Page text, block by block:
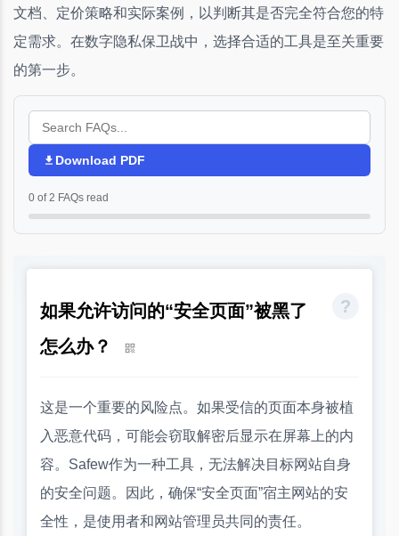
文档、定价策略和实际案例，以判断其是否完全符合您的特
定需求。在数字隐私保卫战中，选择合适的工具是至关重要
的第一步。
Download PDF
0 of 2 FAQs read
如果允许访问的“安全页面”被黑了
怎么办？
这是一个重要的风险点。如果受信的页面本身被植
入恶意代码，可能会窃取解密后显示在屏幕上的内
容。Safew作为一种工具，无法解决目标网站自身
的安全问题。因此，确保“安全页面”宿主网站的安
全性，是使用者和网站管理员共同的责任。